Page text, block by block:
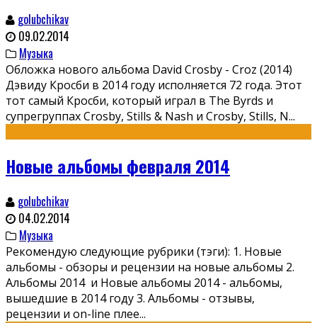
golubchikav
09.02.2014
Музыка
Обложка нового альбома David Crosby - Croz (2014)
Дэвиду Кросби в 2014 году исполняется 72 года. Этот
тот самый Кросби, который играл в The Byrds и
супрегруппах Crosby, Stills & Nash и Crosby, Stills, N...
Новые альбомы февраля 2014
golubchikav
04.02.2014
Музыка
Рекомендую следующие рубрики (тэги): 1. Новые
альбомы - обзоры и рецензии на новые альбомы 2.
Альбомы 2014 и Новые альбомы 2014 - альбомы,
вышедшие в 2014 году 3. Альбомы - отзывы,
рецензии и on-line плее...